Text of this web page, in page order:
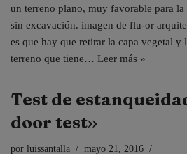
un terreno plano, muy favorable para
sin excavación. imagen de flu-or
es que hay que retirar la capa vegetal y
terreno que tiene… Leer más »
Test de
door test»
por luissantalla
mayo 21, 2016